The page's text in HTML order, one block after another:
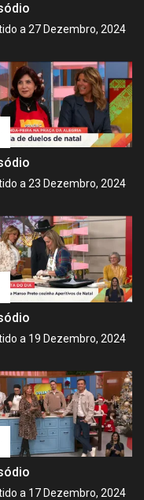
a 27 Dezembro, 2024
a 23 Dezembro, 2024
a 19 Dezembro, 2024
a 17 Dezembro, 2024